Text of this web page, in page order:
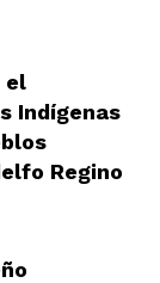
el
Indígenas
Regino